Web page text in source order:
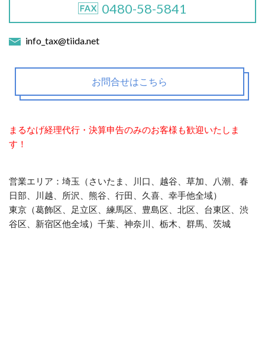
0480-58-5841
info_tax@tiida.net
お問合せはこちら
まるなげ経理代行・決算申告のみのお客様も歓迎いたしま
す！
営業エリア：埼玉（さいたま、川口、越谷、草加、八潮、春
日部、川越、所沢、熊谷、行田、久喜、幸手他全域）
東京（葛飾区、足立区、練馬区、豊島区、北区、台東区、渋
谷区、新宿区他全域）千葉、神奈川、栃木、群馬、茨城